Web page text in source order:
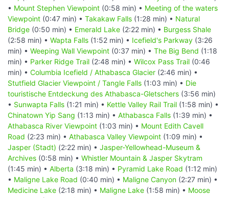
• Mount Stephen Viewpoint (0:58 min) • Meeting of the waters
Viewpoint (0:47 min) • Takakaw Falls (1:28 min) • Natural
Bridge (0:50 min) • Emerald Lake (2:22 min) • Burgess Shale
(2:58 min) • Wapta Falls (1:52 min) • Icefield's Parkway (3:26
min) • Weeping Wall Viewpoint (0:37 min) • The Big Bend (1:18
min) • Parker Ridge Trail (2:48 min) • Wilcox Pass Trail (0:46
min) • Columbia Icefield / Athabasca Glacier (2:46 min) •
Stutfield Glacier Viewpoint / Tangle Falls (1:03 min) • Die
touristische Entdeckung des Athabasca-Gletschers (3:56 min)
• Sunwapta Falls (1:21 min) • Kettle Valley Rail Trail (1:58 min) •
Chinatown Yip Sang (1:13 min) • Athabasca Falls (1:39 min) •
Athabasca River Viewpoint (1:03 min) • Mount Edith Cavell
Road (2:23 min) • Athabasca Valley Viewpoint (1:09 min) •
Jasper (Stadt) (2:22 min) • Jasper-Yellowhead-Museum &
Archives (0:58 min) • Whistler Mountain & Jasper Skytram
(1:45 min) • Alberta (3:18 min) • Pyramid Lake Road (1:12 min)
• Maligne Lake Road (0:40 min) • Maligne Canyon (2:27 min) •
Medicine Lake (2:18 min) • Maligne Lake (1:58 min) • Moose